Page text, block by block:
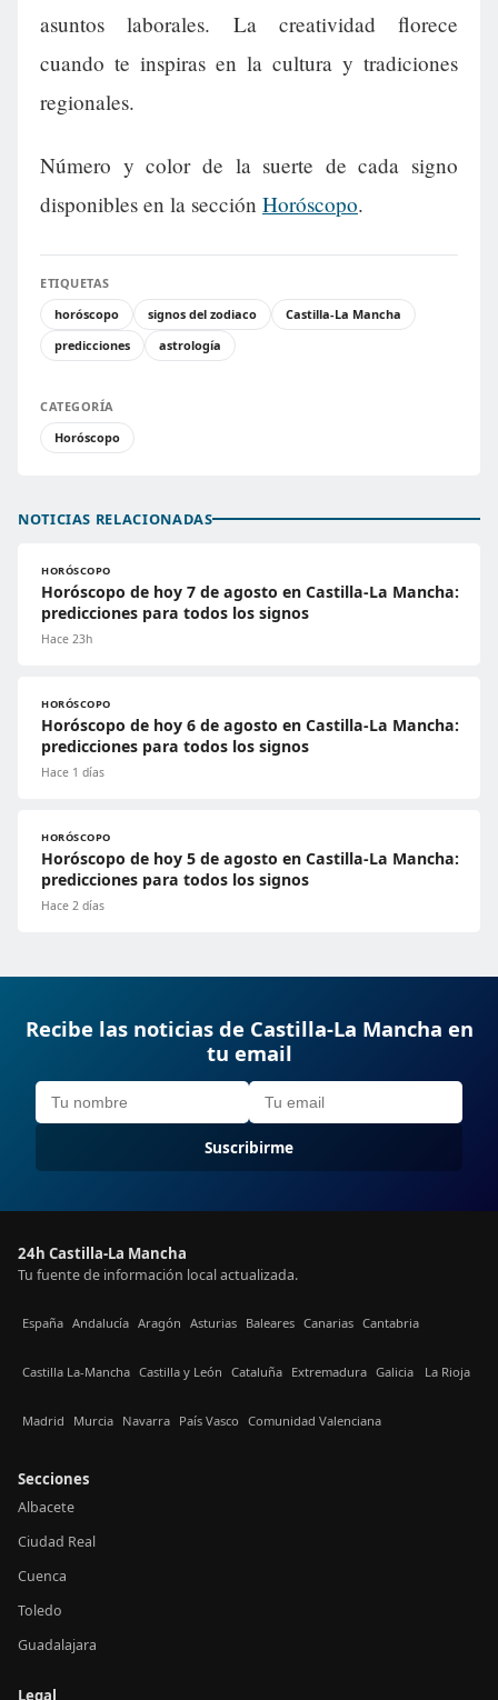
asuntos laborales. La creatividad florece
cuando te inspiras en la cultura y tradiciones
regionales.
Número y color de la suerte de cada signo
disponibles en la sección Horóscopo.
ETIQUETAS
horóscopo
signos del zodiaco
Castilla-La Mancha
predicciones
astrología
CATEGORÍA
Horóscopo
NOTICIAS RELACIONADAS
HORÓSCOPO
Horóscopo de hoy 7 de agosto en Castilla-La Mancha:
predicciones para todos los signos
Hace 23h
HORÓSCOPO
Horóscopo de hoy 6 de agosto en Castilla-La Mancha:
predicciones para todos los signos
Hace 1 días
HORÓSCOPO
Horóscopo de hoy 5 de agosto en Castilla-La Mancha:
predicciones para todos los signos
Hace 2 días
Recibe las noticias de Castilla-La Mancha en
tu email
Suscribirme
24h Castilla-La Mancha
Tu fuente de información local actualizada.
España Andalucía Aragón Asturias Baleares Canarias Cantabria
Castilla La-Mancha Castilla y León Cataluña Extremadura Galicia La Rioja
Madrid Murcia Navarra País Vasco Comunidad Valenciana
Secciones
Albacete
Ciudad Real
Cuenca
Toledo
Guadalajara
Legal